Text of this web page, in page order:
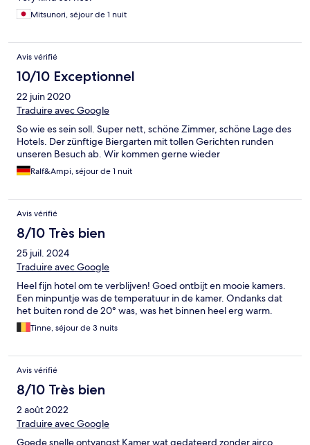
Mitsunori, séjour de 1 nuit
Avis vérifié
10/10 Exceptionnel
22 juin 2020
Traduire avec Google
So wie es sein soll. Super nett, schöne Zimmer, schöne Lage des
Hotels. Der zünftige Biergarten mit tollen Gerichten runden
unseren Besuch ab. Wir kommen gerne wieder
Ralf&Ampi, séjour de 1 nuit
Avis vérifié
8/10 Très bien
25 juil. 2024
Traduire avec Google
Heel fijn hotel om te verblijven! Goed ontbijt en mooie kamers.
Een minpuntje was de temperatuur in de kamer. Ondanks dat
het buiten rond de 20° was, was het binnen heel erg warm.
Tinne, séjour de 3 nuits
Avis vérifié
8/10 Très bien
2 août 2022
Traduire avec Google
Goede snelle ontvangst Kamer wat gedateerd zonder airco.